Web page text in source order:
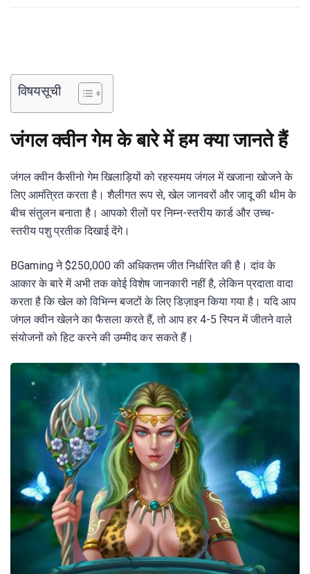
विषयसूची
जंगल क्वीन गेम के बारे में हम क्या जानते हैं
जंगल क्वीन कैसीनो गेम खिलाड़ियों को रहस्यमय जंगल में खजाना खोजने के
लिए आमंत्रित करता है। शैलीगत रूप से, खेल जानवरों और जादू की थीम के
बीच संतुलन बनाता है। आपको रीलों पर निम्न-स्तरीय कार्ड और उच्च-
स्तरीय पशु प्रतीक दिखाई देंगे।
BGaming ने $250,000 की अधिकतम जीत निर्धारित की है। दांव के
आकार के बारे में अभी तक कोई विशेष जानकारी नहीं है, लेकिन प्रदाता वादा
करता है कि खेल को विभिन्न बजटों के लिए डिज़ाइन किया गया है। यदि आप
जंगल क्वीन खेलने का फैसला करते हैं, तो आप हर 4-5 स्पिन में जीतने वाले
संयोजनों को हिट करने की उम्मीद कर सकते हैं।